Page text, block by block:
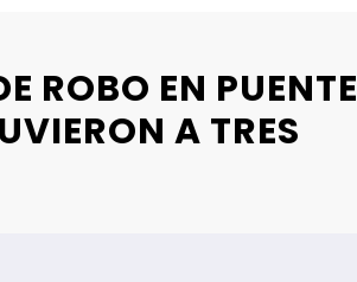
ROBO EN PUENTE
A TRES